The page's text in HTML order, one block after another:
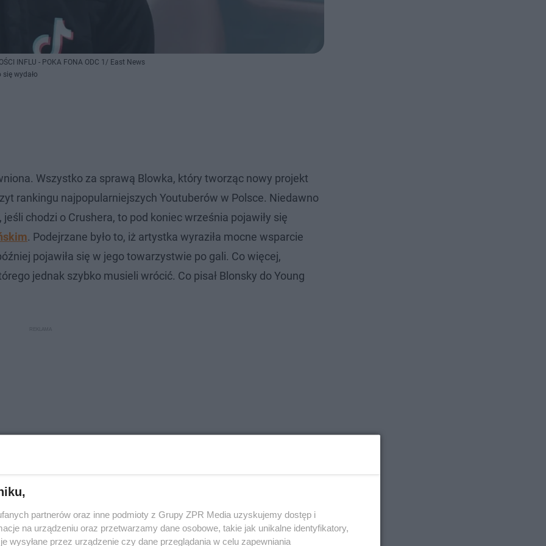
INFLU - POKA FONA ODC 1/ East News
wydało
Wszystko za sprawą Blowka, który tworząc nowy projekt
rankingu najpopularniejszych Youtuberów w Polsce. Niedawno
chodzi o Crushera, to pod koniec września pojawiły się
. Podejrzane było to, iż artystka wyraziła mocne wsparcie
pojawiła się w jego towarzystwie po gali. Co więcej,
jednak szybko musieli wrócić. Co pisał Blonsky do Young
partnerów oraz inne podmioty z Grupy ZPR Media uzyskujemy dostęp i
na urządzeniu oraz przetwarzamy dane osobowe, takie jak unikalne identyfikatory,
wysyłane przez urządzenie czy dane przeglądania w celu zapewniania